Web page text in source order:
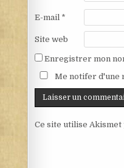
E-mail *
Site web
Enregistrer mon
Me notifer d'une
Ce site utilise